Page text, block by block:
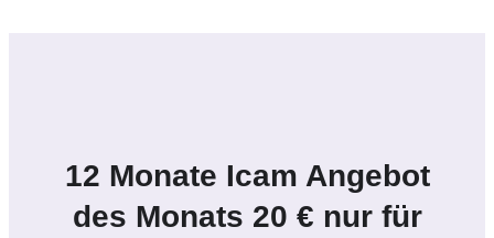
12 Monate Icam Angebot
des Monats 20 € nur für